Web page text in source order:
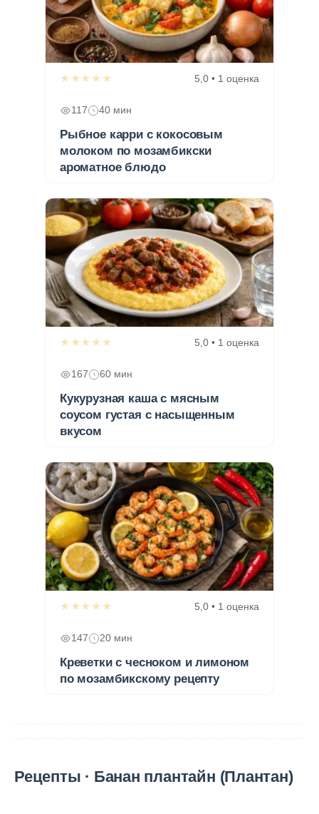
★★★★★ 5,0 • 1 оценка
117 40 мин
Рыбное карри с кокосовым
молоком по мозамбикски
ароматное блюдо
★★★★★ 5,0 • 1 оценка
167 60 мин
Кукурузная каша с мясным
соусом густая с насыщенным
вкусом
★★★★★ 5,0 • 1 оценка
147 20 мин
Креветки с чесноком и лимоном
по мозамбикскому рецепту
Рецепты · Банан плантайн (Плантан)